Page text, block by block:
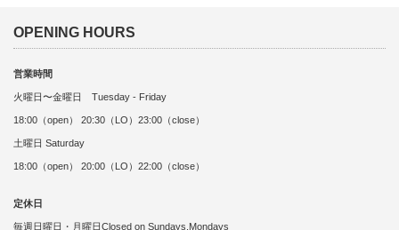
OPENING HOURS
営業時間
火曜日〜金曜日 Tuesday - Friday
18:00（open） 20:30（LO）23:00（close）
土曜日 Saturday
18:00（open） 20:00（LO）22:00（close）
定休日
毎週日曜日・月曜日Closed on Sundays,Mondays